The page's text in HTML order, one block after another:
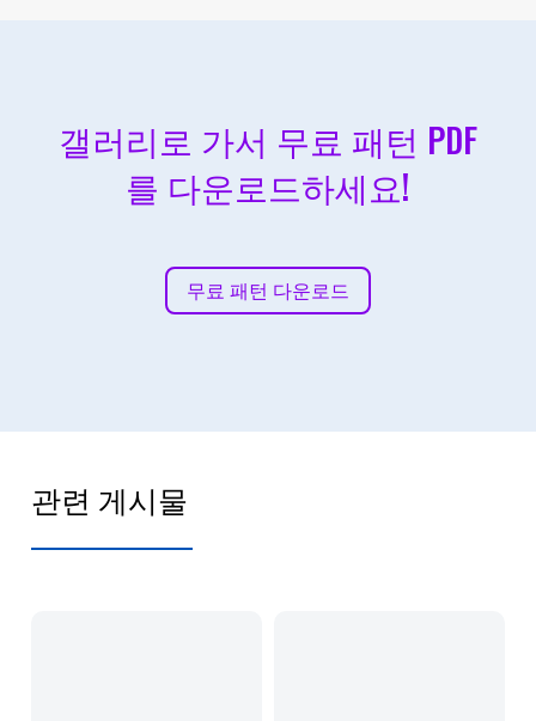
갤러리로 가서 무료 패턴 PDF
를 다운로드하세요!
무료 패턴 다운로드
관련 게시물